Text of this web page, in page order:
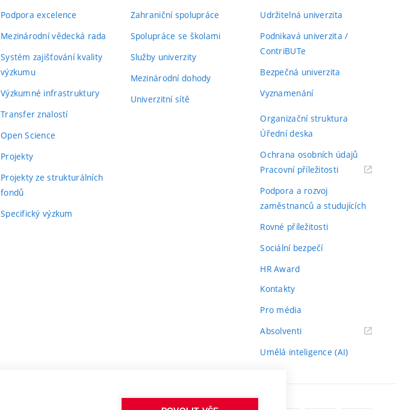
Podpora excelence
Mezinárodní vědecká rada
Systém zajišťování kvality
výzkumu
Výzkumné infrastruktury
Transfer znalostí
Open Science
Projekty
Projekty ze strukturálních
fondů
Specifický výzkum
Zahraniční spolupráce
Spolupráce se školami
Služby univerzity
Mezinárodní dohody
Univerzitní sítě
Udržitelná univerzita
Podnikavá univerzita /
ContriBUTe
Bezpečná univerzita
Vyznamenání
Organizační struktura
Úřední deska
Ochrana osobních údajů
Pracovní příležitosti(externí
Podpora a rozvoj
zaměstnanců a studujících
Rovné příležitosti
Sociální bezpečí
HR Award
Kontakty
Pro média
Absolventi(externí
Umělá inteligence (AI)